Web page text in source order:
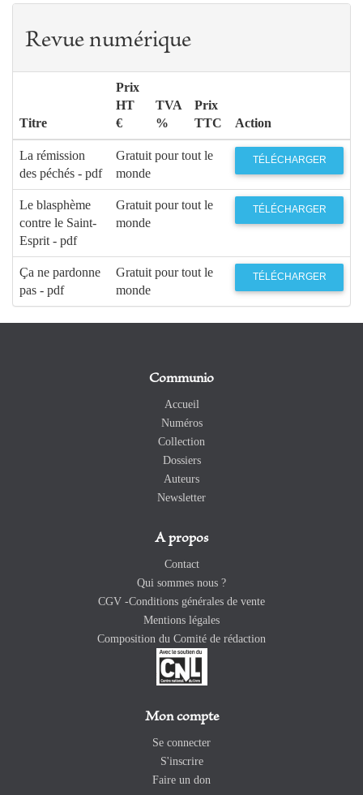
Revue numérique
Titre
Prix
HT
€
TVA
%
Prix
TTC
Action
La rémission
des péchés - pdf
Gratuit pour tout le
monde
TÉLÉCHARGER
Le blasphème
contre le Saint-
Esprit - pdf
Gratuit pour tout le
monde
TÉLÉCHARGER
Ça ne pardonne
pas - pdf
Gratuit pour tout le
monde
TÉLÉCHARGER
Communio
Accueil
Numéros
Collection
Dossiers
Auteurs
Newsletter
A propos
Contact
Qui sommes nous ?
CGV -Conditions générales de vente
Mentions légales
Composition du Comité de rédaction
Mon compte
Se connecter
S'inscrire
Faire un don